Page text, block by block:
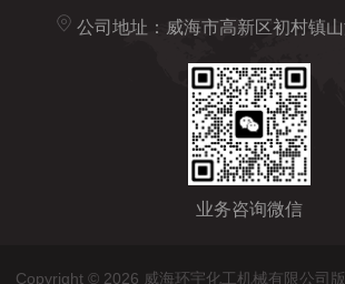
公司地址：威海市高新区初村镇
业务咨询微信
Copyright © 2026 威海环宇化工机械有限公司